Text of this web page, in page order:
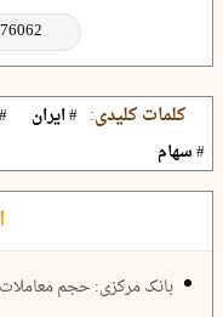
کلمات کلیدی: # ایران
# سهام
بانک مرکزی: حجم معاملات